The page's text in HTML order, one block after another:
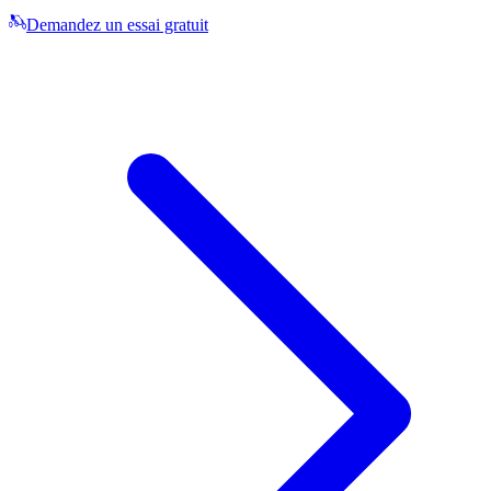
Demandez un essai gratuit